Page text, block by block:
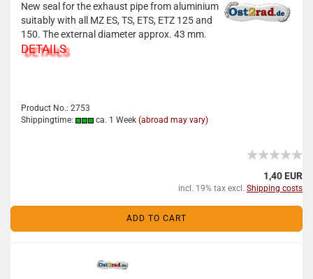
New seal for the exhaust pipe from aluminium
suitably with all MZ ES, TS, ETS, ETZ 125 and
150. The external diameter approx. 43 mm.
DETAILS
Product No.: 2753
Shippingtime:
ca. 1 Week (abroad may vary)
1,40 EUR
incl. 19% tax excl. Shipping costs
ADD TO CART